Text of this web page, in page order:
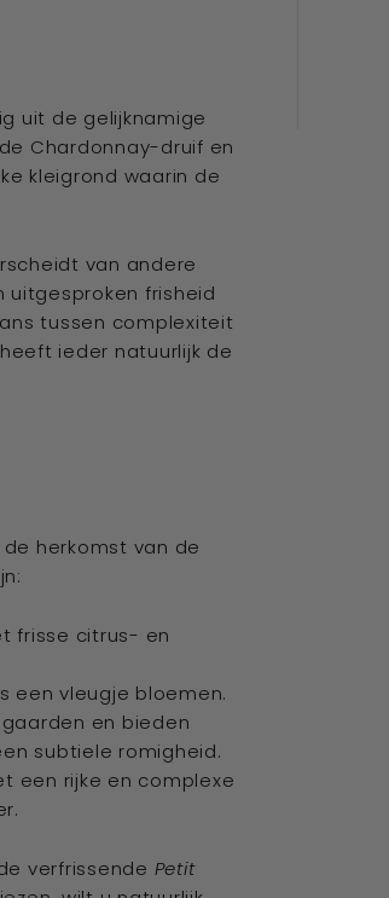
uit de gelijknamige
Chardonnay-druif en
kleigrond waarin de
van andere
uitgesproken frisheid
tussen complexiteit
ieder natuurlijk de
herkomst van de
frisse citrus- en
een vleugje bloemen.
en bieden
subtiele romigheid.
een rijke en complexe
verfrissende Petit